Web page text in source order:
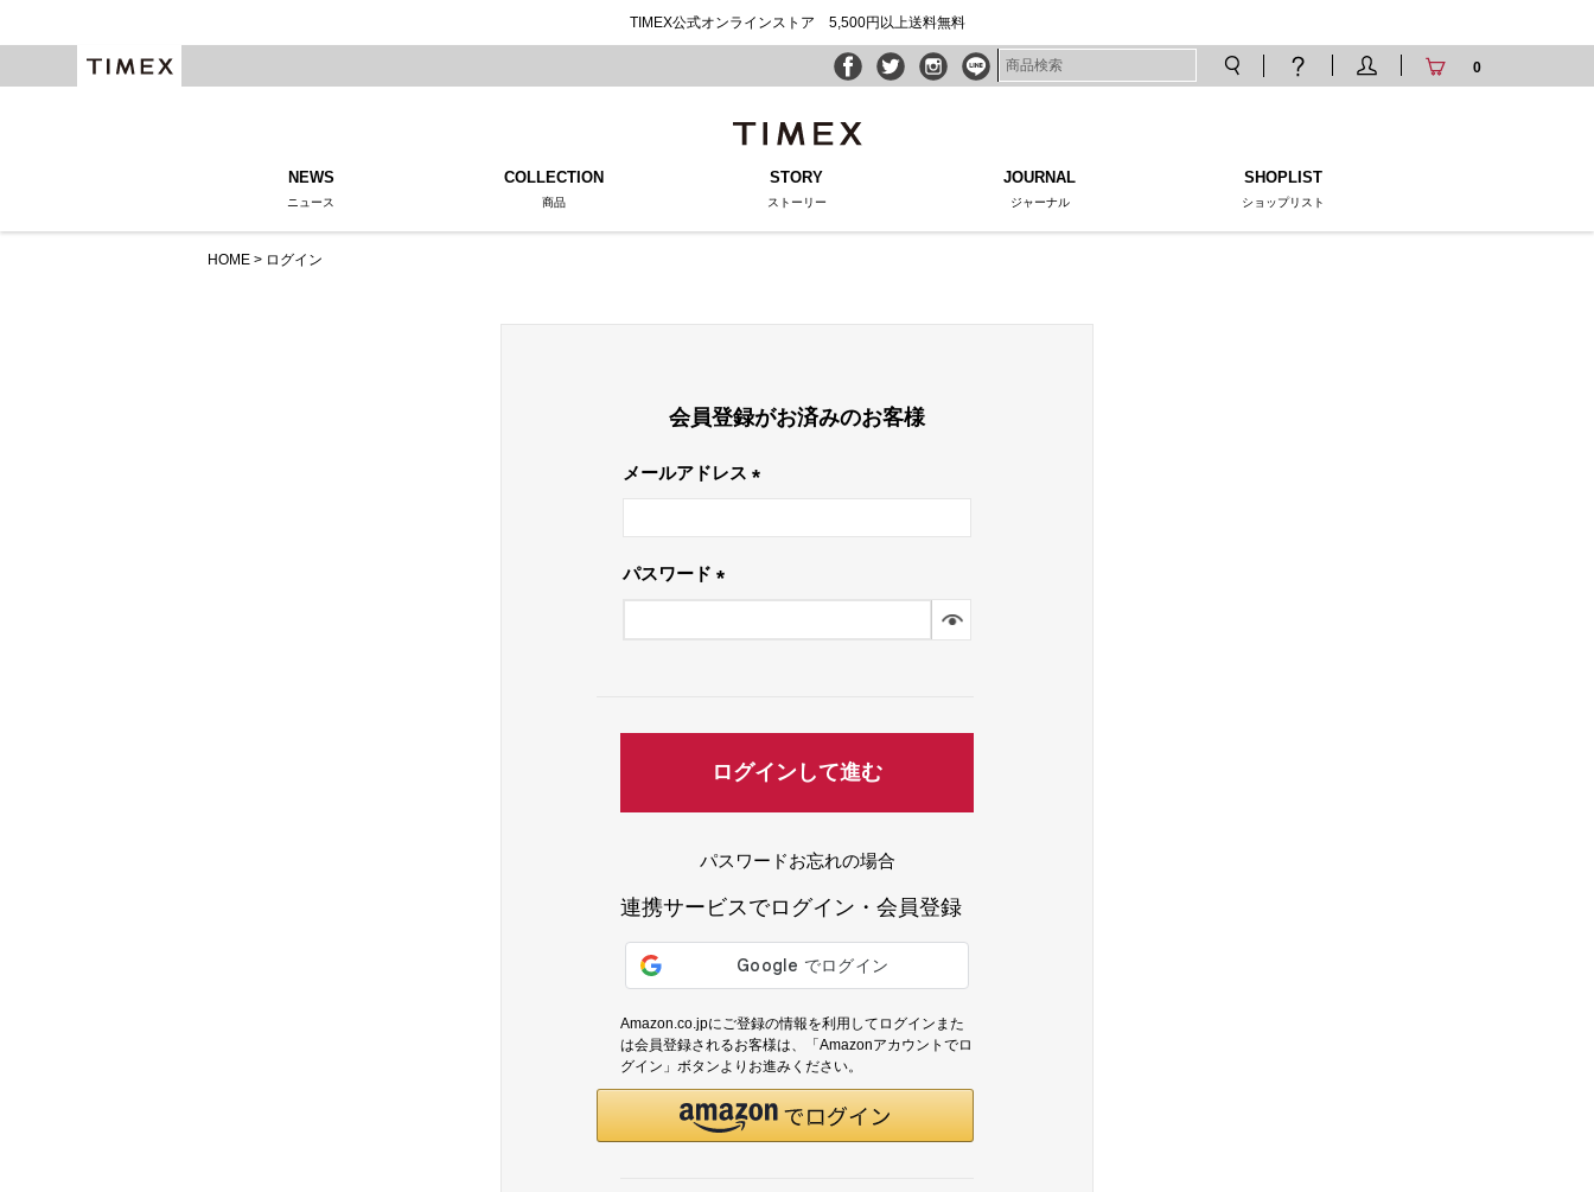
TIMEX公式オンラインストア 5,500円以上送料無料
0
NEWS
ニュース
COLLECTION
商品
STORY
ストーリー
JOURNAL
ジャーナル
SHOPLIST
ショップリスト
HOME ログイン
会員登録がお済みのお客様
メールアドレス
(必
須)
パスワード
(必
ログインして進む
パスワードお忘れの場合
連携サービスでログイン・会員登録
Amazon.co.jpにご登録の情報を利用してログインまた
は会員登録されるお客様は、「Amazonアカウントでロ
グイン」ボタンよりお進みください。